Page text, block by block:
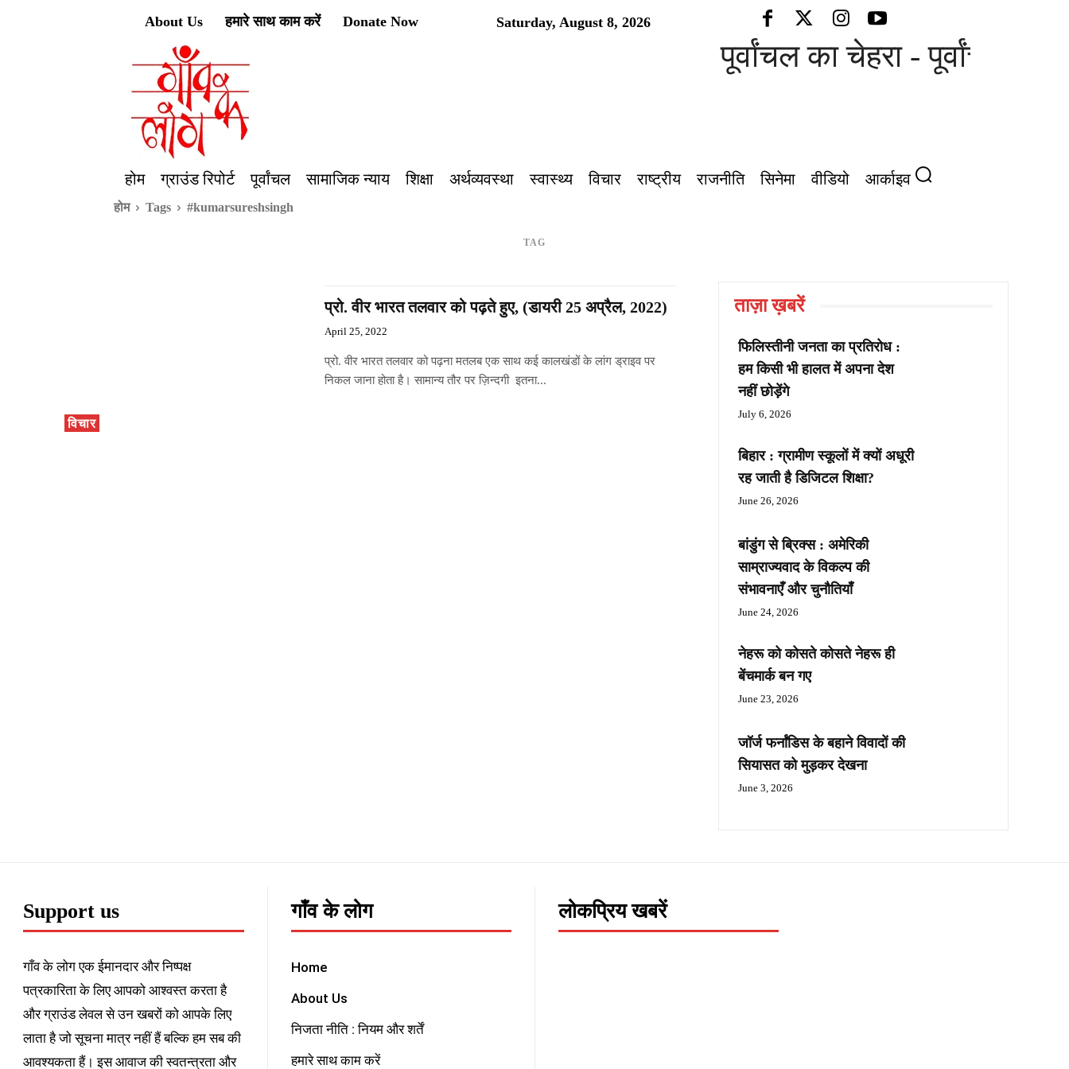
Saturday, August 8, 2026
About Us हमारे साथ काम करें Donate Now
पूर्वांचल का चेहरा - पूर्वांचल की
होम ग्राउंड रिपोर्ट पूर्वांचल सामाजिक न्याय शिक्षा अर्थव्यवस्था स्वास्थ्य विचार राष्ट्रीय राजनीति सिनेमा वीडियो आर्काइव
होम Tags #kumarsureshsingh
TAG
विचार
प्रो. वीर भारत तलवार को पढ़ते हुए, (डायरी 25 अप्रैल, 2022)
April 25, 2022
प्रो. वीर भारत तलवार को पढ़ना मतलब एक साथ कई कालखंडों के लांग ड्राइव पर
निकल जाना होता है। सामान्य तौर पर ज़िन्दगी इतना...
ताज़ा ख़बरें
फिलिस्तीनी जनता का प्रतिरोध :
हम किसी भी हालत में अपना देश
नहीं छोड़ेंगे
July 6, 2026
बिहार : ग्रामीण स्कूलों में क्यों अधूरी
रह जाती है डिजिटल शिक्षा?
June 26, 2026
बांडुंग से ब्रिक्स : अमेरिकी
साम्राज्यवाद के विकल्प की
संभावनाएँ और चुनौतियाँ
June 24, 2026
नेहरू को कोसते कोसते नेहरू ही
बेंचमार्क बन गए
June 23, 2026
जॉर्ज फर्नांडिस के बहाने विवादों की
सियासत को मुड़कर देखना
June 3, 2026
Support us
गाँव के लोग एक ईमानदार और निष्पक्ष
पत्रकारिता के लिए आपको आश्वस्त करता है
और ग्राउंड लेवल से उन खबरों को आपके लिए
लाता है जो सूचना मात्र नहीं हैं बल्कि हम सब की
आवश्यकता हैं। इस आवाज की स्वतन्त्रता और
गाँव के लोग
Home
About Us
निजता नीति : नियम और शर्तें
हमारे साथ काम करें
लोकप्रिय खबरें